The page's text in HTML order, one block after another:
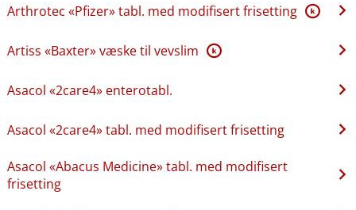
Arthrotec «Pfizer» tabl. med modifisert frisetting K
Artiss «Baxter» væske til vevslim K
Asacol «2care4» enterotabl.
Asacol «2care4» tabl. med modifisert frisetting
Asacol «Abacus Medicine» tabl. med modifisert
frisetting